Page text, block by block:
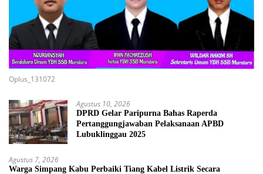
Oplus_131072
Agustus 10, 2026
DPRD Gelar Paripurna Bahas Raperda
Pertanggungjawaban Pelaksanaan APBD
Lubuklinggau 2025
Agustus 7, 2026
Warga Simpang Kabu Perbaiki Tiang Kabel Listrik Secara